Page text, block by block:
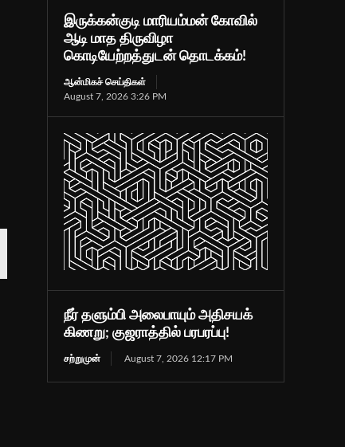
இருக்கன்குடி மாரியம்மன் கோவில்
ஆடி மாத திருவிழா
கொடியேற்றத்துடன் தொடக்கம்!
ஆன்மிகச் செய்திகள்
August 7, 2026 3:26 PM
நீர் தளும்பி அலைபாயும் அதிசயக்
கிணறு; குஜராத்தில் பரபரப்பு!
சற்றுமுன் August 7, 2026 12:17 PM